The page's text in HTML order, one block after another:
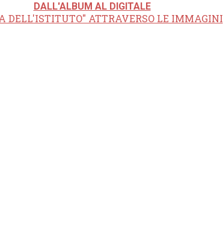
DALL'ALBUM AL DIGITALE
DELL'ISTITUTO" ATTRAVERSO LE IMMAGINI